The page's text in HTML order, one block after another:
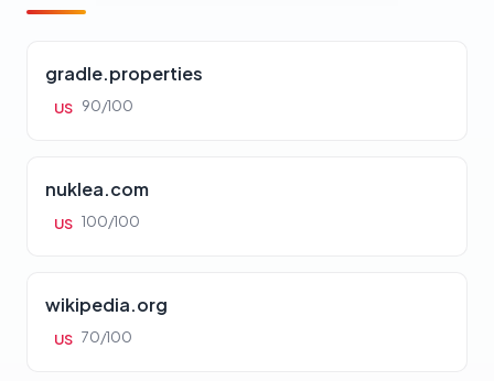
gradle.properties
US 90/100
nuklea.com
US 100/100
wikipedia.org
US 70/100